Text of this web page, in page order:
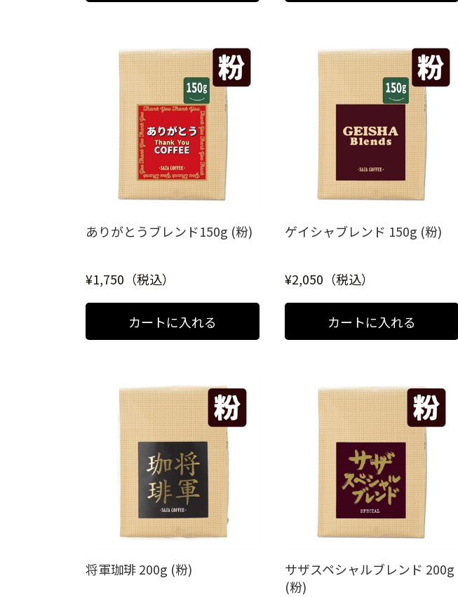
ありがとうブレンド150g (粉)
¥1,750（税込）
ゲイシャブレンド 150g (粉)
¥2,050（税込）
将軍珈琲 200g (粉)
サザスペシャルブレンド 200g
(粉)